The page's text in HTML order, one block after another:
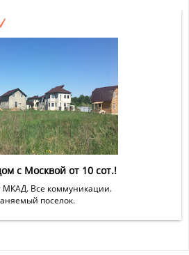
с Москвой от 10 сот.!
МКАД. Все коммуникации.
поселок.